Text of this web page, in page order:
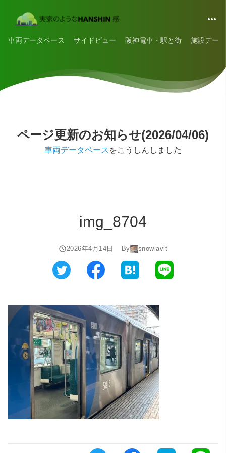
車両データベース サイドビュー 阪神電車・駅と街 施設デー
ページ更新のお知らせ(2026/04/06)
車両データベース をこうしんしました
img_8704
2026年4月14日 By snowlavit